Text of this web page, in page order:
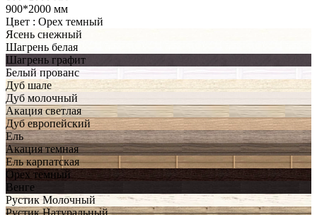
900*2000 мм
Цвет : Орех темный
Ясень снежный
Шагрень белая
Шагрень графит
Белый прованс
Дуб шале
Дуб молочный
Акация светлая
Дуб европейский
Ель
Акация темная
Ель карпатская
Орех темный
Венге
Рустик Молочный
Рустик Натуральный